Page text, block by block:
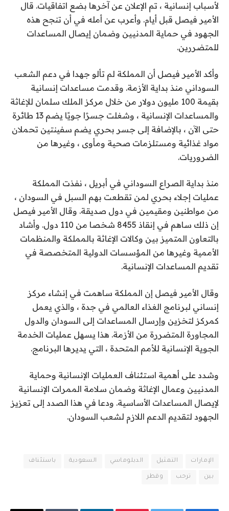
لأسباب إنسانية ، تم الإعلان عن آخرها بضع اتفاقيات. قال
الأمير فيصل قبل أيام. وأعرب عن أمله في أن تنجح هذه
الجهود في حماية المدنيين وضمان إيصال المساعدات
للمتضررين.
وأكد الأمير فيصل أن المملكة لم تألو جهدا في دعم الشعب
السوداني منذ بداية الأزمة. وقدمت مساعدات إنسانية
بقيمة 100 مليون دولار من خلال مركز الملك سلمان للإغاثة
والمساعدات الإنسانية ، وشغلت جسرًا جويًا يضم 13 طائرة
حتى الآن ، بالإضافة إلى جسر بحري يضم سفينتين تحملان
مواد غذائية ومستلزمات صحية ومأوى ، وغيرها من
الضروريات.
منذ بداية الصراع السوداني في أبريل ، نفذت المملكة
عمليات إجلاء بحري لمن تقطعت بهم السبل في السودان ،
من مواطنين ومقيمين في دول صديقة. وقال الأمير فيصل
إن ذلك ساهم في إنقاذ 8455 شخصا من 110 دول. وأشاد
بالتعاون المتميز بين وكالات الإغاثة بالمملكة والمنظمات
الأممية وغيرها من المؤسسات الدولية المتخصصة في
تقديم المساعدات الإنسانية.
وقال الأمير فيصل إن المملكة ساهمت في إنشاء مركز
إنساني لبرنامج الغذاء العالمي في جدة ، والذي يعمل
كمركز لتخزين وإرسال المساعدات إلى السودان والدول
المجاورة المتضررة من الأزمة. هذا يسهل عمليات الخدمة
الجوية الإنسانية للأمم المتحدة ، التي يديرها البرنامج.
وشدد على أهمية استئناف العمليات الإنسانية وحماية
المدنيين وعمال الإغاثة وضمان سلامة الممرات الإنسانية
لإيصال المساعدات الأساسية. ودعا في هذا الصدد إلى تعزيز
الجهود لتقديم الدعم اللازم لشعب السودان.
الإمارات التمثيل الدبلوماسي السعودية باستئناف
بين ترحب وقطر